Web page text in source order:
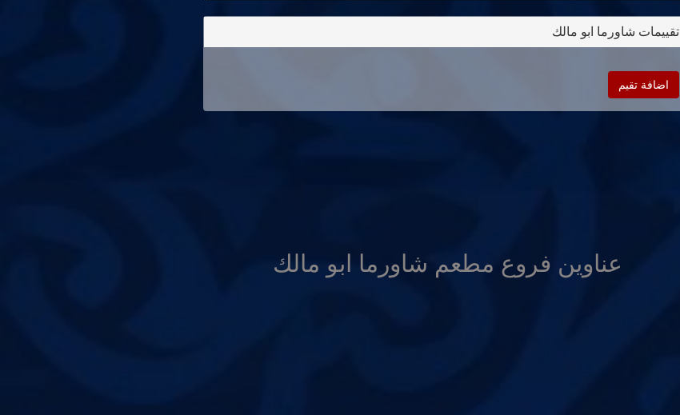
تقييمات شاورما ابو مالك
اضافة تقيم
عناوين فروع مطعم شاورما ابو مالك